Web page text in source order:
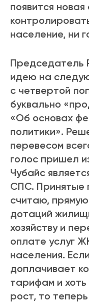
появится
население, ни
Председатель
идею на
с четвертой
буквально
«Об основах
политики».
перевесом
голос пришел
Чубайс
СПС. Принятые
считаю,
дотаций
хозяйству и
оплате услуг
населения.
доплачивает
тарифам и
рост, то